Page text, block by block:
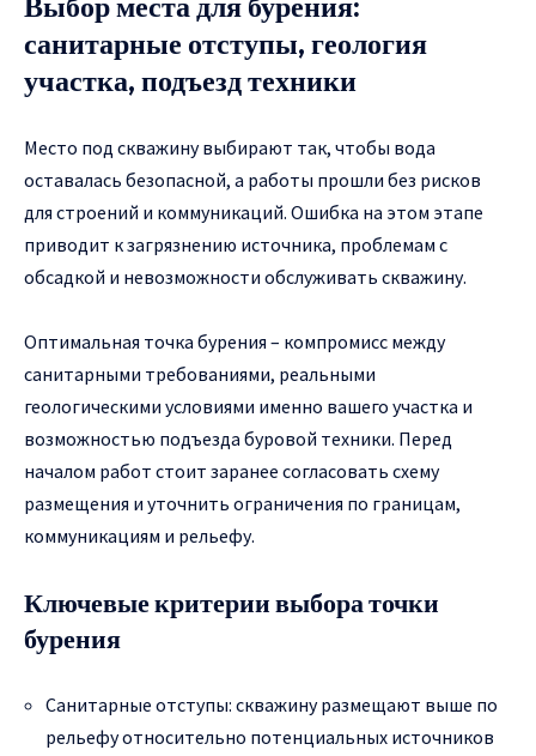
санитарные отступы, геология
участка, подъезд техники
Место под скважину выбирают так, чтобы вода
оставалась безопасной, а работы прошли без рисков
для строений и коммуникаций. Ошибка на этом этапе
приводит к загрязнению источника, проблемам с
обсадкой и невозможности обслуживать скважину.
Оптимальная точка бурения – компромисс между
санитарными требованиями, реальными
геологическими условиями именно вашего участка и
возможностью подъезда буровой техники. Перед
началом работ стоит заранее согласовать схему
размещения и уточнить ограничения по границам,
коммуникациям и рельефу.
Ключевые критерии выбора точки
бурения
Санитарные отступы: скважину размещают выше по
рельефу относительно потенциальных источников